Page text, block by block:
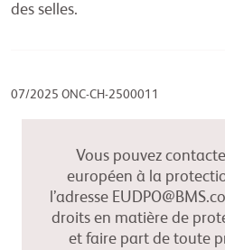
des selles.
07/2025 ONC-CH-2500011
Vous pouvez
européen à la
l’adresse
droits en matière de
et faire part de toute